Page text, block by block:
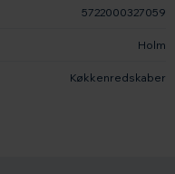
5722000327059
Holm
Køkkenredskaber